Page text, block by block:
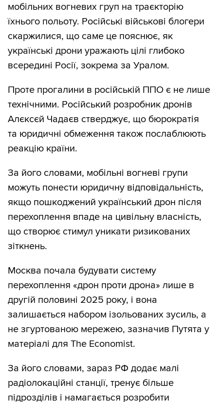
мобільних вогневих груп на траєкторію
їхнього польоту. Російські військові блогери
скаржилися, що саме це пояснює, як
українські дрони уражають цілі глибоко
всередині Росії, зокрема за Уралом.
Проте прогалини в російській ППО є не лише
технічними. Російський розробник дронів
Алєксєй Чадаєв стверджує, що бюрократія
та юридичні обмеження також послаблюють
реакцію країни.
За його словами, мобільні вогневі групи
можуть понести юридичну відповідальність,
якщо пошкоджений український дрон після
перехоплення впаде на цивільну власність,
що створює стимул уникати ризикованих
зіткнень.
Москва почала будувати систему
перехоплення «дрон проти дрона» лише в
другій половині 2025 року, і вона
залишається набором ізольованих зусиль, а
не згуртованою мережею, зазначив Путята у
матеріалі для The Economist.
За його словами, зараз РФ додає малі
радіолокаційні станції, тренує більше
підрозділів і намагається розробити